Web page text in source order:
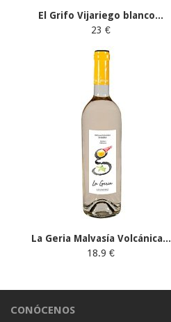
El Grifo Vijariego blanco...
23 €
La Geria Malvasía Volcánica...
18.9 €
CONÓCENOS